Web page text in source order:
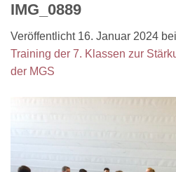
IMG_0889
Veröffentlicht 16. Januar 2024 bei
Training der 7. Klassen zur
der MGS